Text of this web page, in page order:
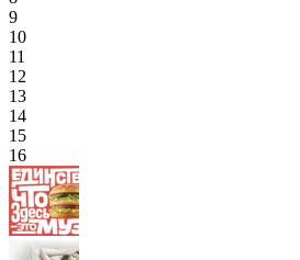
9
10
11
12
13
14
15
16